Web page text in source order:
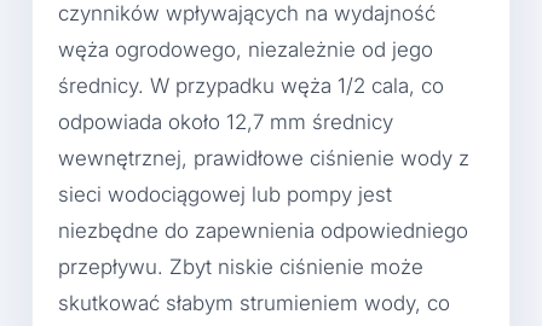
czynników wpływających na wydajność
węża ogrodowego, niezależnie od jego
średnicy. W przypadku węża 1/2 cala, co
odpowiada około 12,7 mm średnicy
wewnętrznej, prawidłowe ciśnienie wody z
sieci wodociągowej lub pompy jest
niezbędne do zapewnienia odpowiedniego
przepływu. Zbyt niskie ciśnienie może
skutkować słabym strumieniem wody, co